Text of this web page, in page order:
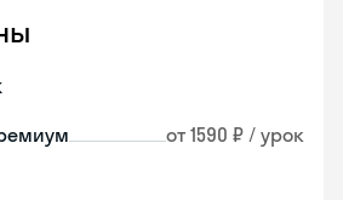
от 1590 ₽ / урок